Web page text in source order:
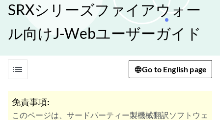
SRXシリーズファイアウォー
ル向けJ-Webユーザーガイド
list Go to English page
免責事項:
このページは、サードパーティー製機械翻訳ソフトウェ